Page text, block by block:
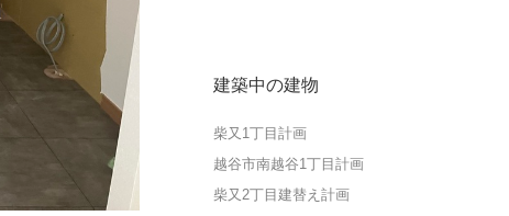
建築中の建物
柴又1丁目計画
越谷市南越谷1丁目計画
柴又2丁目建替え計画